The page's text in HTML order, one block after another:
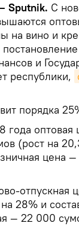
Sputnik. С
на вино и
и
республики,
порядка
года оптовая
(рост на
цена
отпускная
28% и
— 22 000